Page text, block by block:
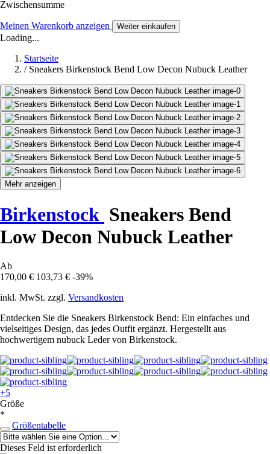
Zwischensumme
Meinen Warenkorb anzeigen Weiter einkaufen
Loading...
Startseite
/ Sneakers Birkenstock Bend Low Decon Nubuck Leather
Mehr anzeigen
Birkenstock Sneakers Bend
Low Decon Nubuck Leather
Ab
170,00 € 103,73 € -39%
inkl. MwSt. zzgl. Versandkosten
Entdecken Sie die Sneakers Birkenstock Bend: Ein einfaches und
vielseitiges Design, das jedes Outfit ergänzt. Hergestellt aus
hochwertigem nubuck Leder von Birkenstock.
+5
Größe
*
Größentabelle
Dieses Feld ist erforderlich